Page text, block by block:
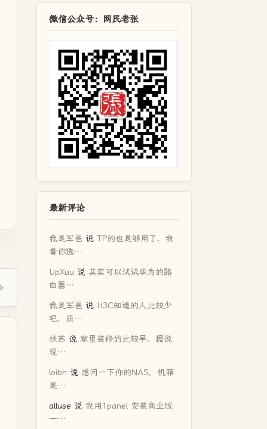
微信公众号：网民老张
最新评论
我是军爸 说 TP的也是够用了，我
看你选…
UpXuu 说 其实可以试试华为的路
由器…
我是军爸 说 H3C知道的人比较少
吧，质…
扶苏 说 家里装修的比较早，据说
现…
loibh 说 想问一下你的NAS，机箱
是…
alluse 说 我用1panel 安装商业版
一…